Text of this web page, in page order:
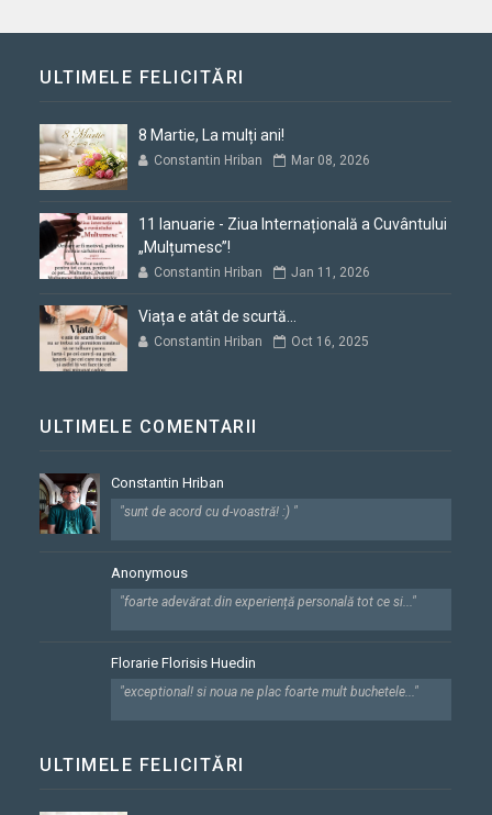
ULTIMELE FELICITĂRI
8 Martie, La mulți ani!
Constantin Hriban Mar 08, 2026
11 Ianuarie - Ziua Internațională a Cuvântului
„Mulțumesc”!
Constantin Hriban Jan 11, 2026
Viața e atât de scurtă...
Constantin Hriban Oct 16, 2025
ULTIMELE COMENTARII
Constantin Hriban
"sunt de acord cu d-voastră! :) "
Anonymous
"foarte adevărat.din experiență personală tot ce si..."
Florarie Florisis Huedin
"exceptional! si noua ne plac foarte mult buchetele..."
ULTIMELE FELICITĂRI